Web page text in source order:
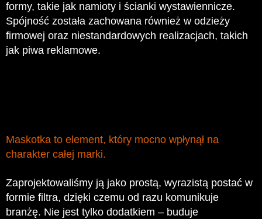
formy, takie jak namioty i ścianki wystawiennicze.
Spójność została zachowana również w odzieży
firmowej oraz niestandardowych realizacjach, takich
jak piwa reklamowe.
Maskotka to element, który mocno wpłynął na
charakter całej marki.
Zaprojektowaliśmy ją jako prostą, wyrazistą postać w
formie filtra, dzięki czemu od razu komunikuje
branżę. Nie jest tylko dodatkiem – buduje